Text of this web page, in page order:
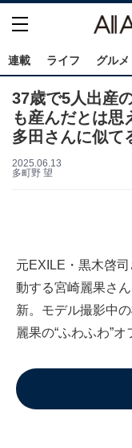
連載 ライフ グルメ
37歳で5人出産
も産んだとは思
多田さんに似て
2025.06.13
多町野 望
元EXILE・黒木啓
動する宮崎麗果さ
新。モデル撮影中
麗果の“ふわふわ”